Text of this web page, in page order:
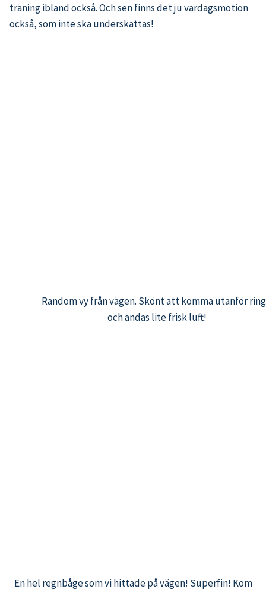
träning ibland också. Och sen finns det ju vardagsmotion
också, som inte ska underskattas!
Random vy från vägen. Skönt att komma utanför
och andas lite frisk luft!
En hel regnbåge som vi hittade på vägen! Superfin! Kom